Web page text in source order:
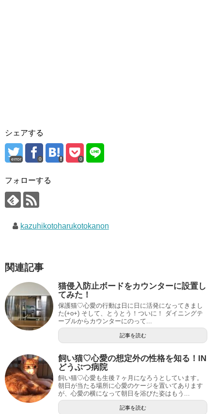
シェアする
error 0 0
フォローする
kazuhikotoharukotokanon
関連記事
猫侵入防止ボードをカウンターに設置し
てみた！
保護猫♡心愛の行動は日に日に活発になってきまし
た(+o+) そして、とうとう！ついに！ ダイニングテ
ーブルからカウンターにのって...
記事を読む
飼い猫♡心愛の想定外の性格を知る！IN
どうぶつ病院
飼い猫♡心愛も生後７ヶ月になろうとしています。
朝日が当たる場所に心愛のケージを置いてあります
が、心愛の横になって朝日を浴びた姿はもう...
記事を読む